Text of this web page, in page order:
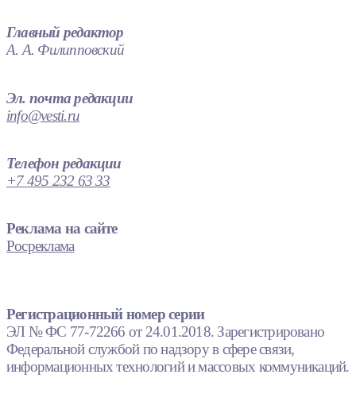
Главный редактор
А. А. Филипповский
Эл. почта редакции
info@vesti.ru
Телефон редакции
+7 495 232 63 33
Реклама на сайте
Росреклама
Регистрационный номер серии
ЭЛ № ФС 77-72266 от 24.01.2018. Зарегистрировано
Федеральной службой по надзору в сфере связи,
информационных технологий и массовых коммуникаций.